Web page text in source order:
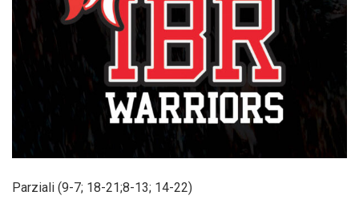
Parziali (9-7; 18-21;8-13; 14-22)